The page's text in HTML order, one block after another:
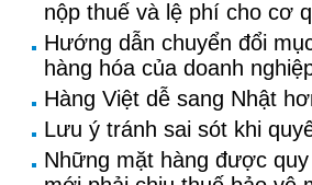
nộp thuế và lệ phí cho cơ
Hướng dẫn chuyển đổi
hàng hóa của doanh
Hàng Việt dễ sang Nhật
Lưu ý tránh sai sót khi
Những mặt hàng được